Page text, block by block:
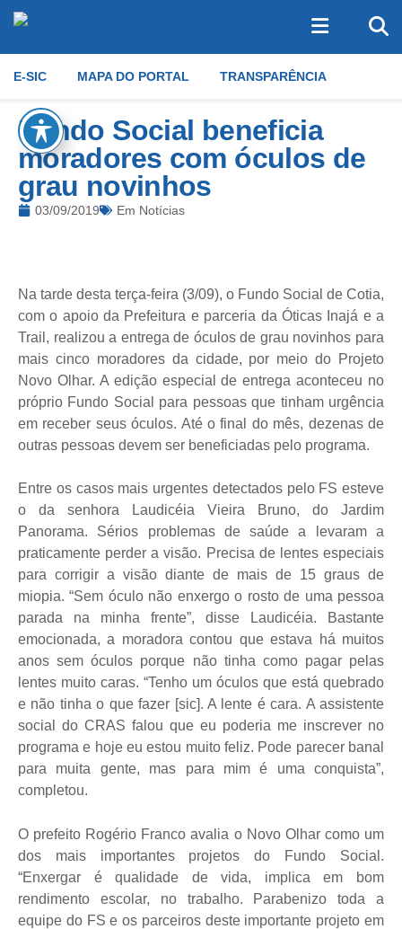
E-SIC MAPA DO PORTAL TRANSPARÊNCIA
Fundo Social beneficia
moradores com óculos de
grau novinhos
03/09/2019 Em Notícias
Na tarde desta terça-feira (3/09), o Fundo Social de Cotia,
com o apoio da Prefeitura e parceria da Óticas Inajá e a
Trail, realizou a entrega de óculos de grau novinhos para
mais cinco moradores da cidade, por meio do Projeto
Novo Olhar. A edição especial de entrega aconteceu no
próprio Fundo Social para pessoas que tinham urgência
em receber seus óculos. Até o final do mês, dezenas de
outras pessoas devem ser beneficiadas pelo programa.
Entre os casos mais urgentes detectados pelo FS esteve
o da senhora Laudicéia Vieira Bruno, do Jardim
Panorama. Sérios problemas de saúde a levaram a
praticamente perder a visão. Precisa de lentes especiais
para corrigir a visão diante de mais de 15 graus de
miopia. “Sem óculo não enxergo o rosto de uma pessoa
parada na minha frente”, disse Laudicéia. Bastante
emocionada, a moradora contou que estava há muitos
anos sem óculos porque não tinha como pagar pelas
lentes muito caras. “Tenho um óculos que está quebrado
e não tinha o que fazer [sic]. A lente é cara. A assistente
social do CRAS falou que eu poderia me inscrever no
programa e hoje eu estou muito feliz. Pode parecer banal
para muita gente, mas para mim é uma conquista”,
completou.
O prefeito Rogério Franco avalia o Novo Olhar como um
dos mais importantes projetos do Fundo Social.
“Enxergar é qualidade de vida, implica em bom
rendimento escolar, no trabalho. Parabenizo toda a
equipe do FS e os parceiros deste importante projeto em